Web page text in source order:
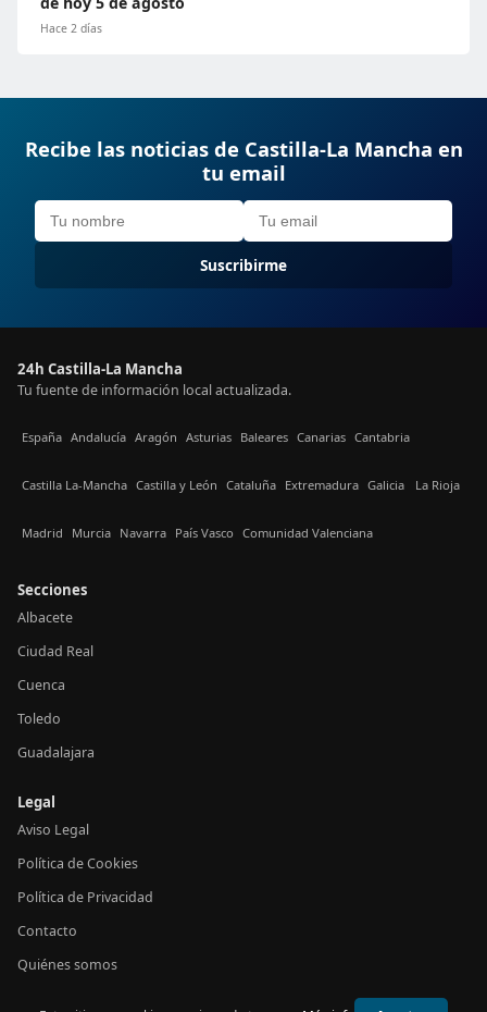
Hace 2 días
Recibe las noticias de Castilla-La Mancha en
tu email
Suscribirme
24h Castilla-La Mancha
Tu fuente de información local actualizada.
España Andalucía Aragón Asturias Baleares Canarias Cantabria
Castilla La-Mancha Castilla y León Cataluña Extremadura Galicia La Rioja
Madrid Murcia Navarra País Vasco Comunidad Valenciana
Secciones
Albacete
Ciudad Real
Cuenca
Toledo
Guadalajara
Legal
Aviso Legal
Política de Cookies
Política de Privacidad
Contacto
Quiénes somos